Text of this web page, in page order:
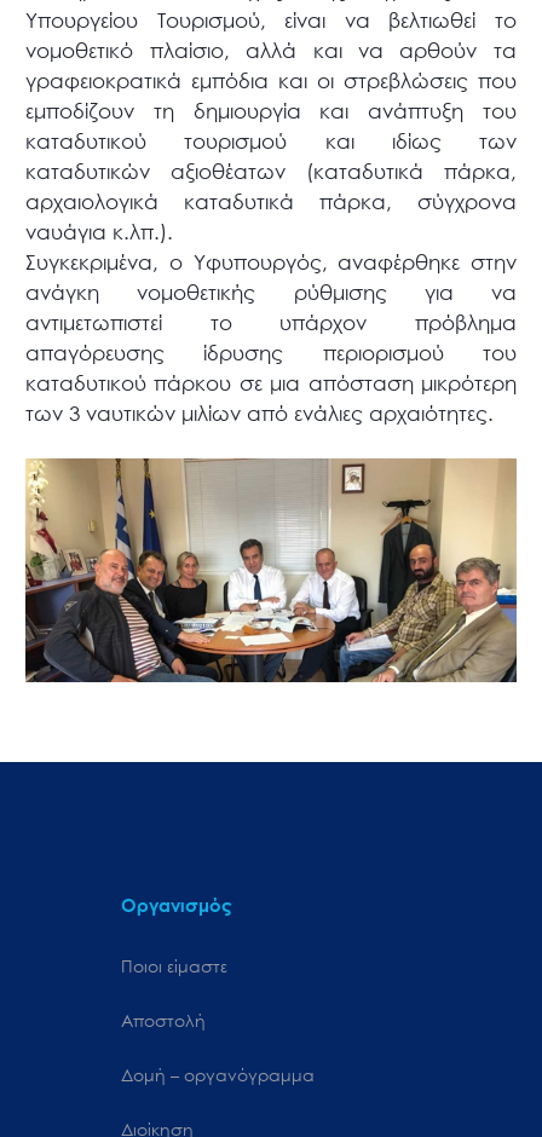
Υπουργείου Τουρισμού, είναι να βελτιωθεί το
νομοθετικό πλαίσιο, αλλά και να αρθούν τα
γραφειοκρατικά εμπόδια και οι στρεβλώσεις που
εμποδίζουν τη δημιουργία και ανάπτυξη του
καταδυτικού τουρισμού και ιδίως των
καταδυτικών αξιοθέατων (καταδυτικά πάρκα,
αρχαιολογικά καταδυτικά πάρκα, σύγχρονα
ναυάγια κ.λπ.).
Συγκεκριμένα, ο Υφυπουργός, αναφέρθηκε στην
ανάγκη νομοθετικής ρύθμισης για να
αντιμετωπιστεί το υπάρχον πρόβλημα
απαγόρευσης ίδρυσης περιορισμού του
καταδυτικού πάρκου σε μια απόσταση μικρότερη
των 3 ναυτικών μιλίων από ενάλιες αρχαιότητες.
Οργανισμός
Ποιοι είμαστε
Αποστολή
Δομή – οργανόγραμμα
Διοίκηση